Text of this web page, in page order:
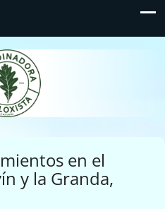
Ecoloxista
en el
y la Granda,